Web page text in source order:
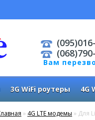
Вам
3G WiFi роутеры 4G
» 4G LTE модемы » Для